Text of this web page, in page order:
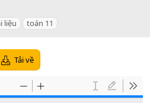
liệu toán 11
Tải về